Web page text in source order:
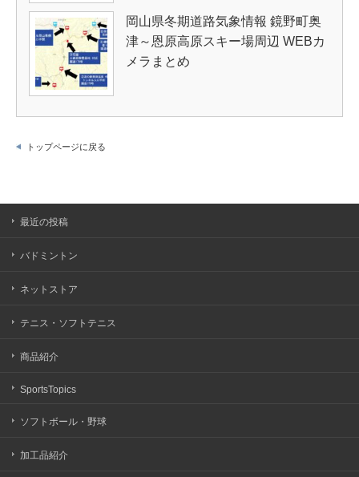
岡山県冬期道路気象情報 鏡野町奥
津～恩原高原スキー場周辺 WEBカ
メラまとめ
トップページに戻る
最近の投稿
バドミントン
ネットストア
テニス・ソフトテニス
商品紹介
SportsTopics
ソフトボール・野球
加工品紹介